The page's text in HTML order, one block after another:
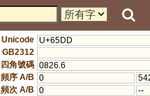
Unicode U+65DD
GB2312
四角號碼 0826.6
頻序 A/B 0
頻次 A/B 0
--